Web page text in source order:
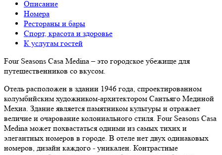
Описание
Номера
Рестораны и бары
Спорт, красота и здоровье
К услугам гостей
Four Seasons Casa Medina – это городское убежище для
путешественников со вкусом.
Отель расположен в здании 1946 года, спроектированном
колумбийским художником-архитектором Сантьяго Мединой
Мехиа. Здание является памятником культуры и отражает
величие и очарование колониального стиля. Four Seasons Casa
Medina может похвастаться одними из самых тихих и
элегантных номеров в городе. В отеле нет двух одинаковых
номеров, дизайн каждого - уникален. Контрастные